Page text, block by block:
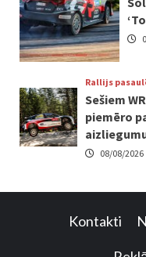
Rallijs
Sešiem
piemēro
08/08/2026
Kontakti